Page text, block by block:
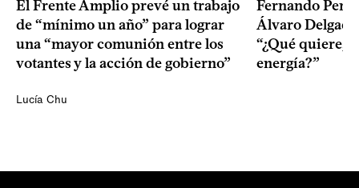
El Frente Amplio prevé un trabajo
de “mínimo un año” para lograr
una “mayor comunión entre los
votantes y la acción de gobierno”
Lucía Chu
Fernando
Álvaro
“¿Qué quiere,
energía?”